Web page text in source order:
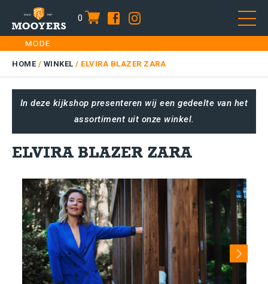
0 item
Skip
to
content
HOME
DAMES
KIDS
PLUS SIZE
HOME/ WINKEL / ELVIRA BLAZER ZARA
In deze kijkshop presenteren wij een gedeelte van het
assortiment uit onze winkel.
ELVIRA BLAZER ZARA
Next